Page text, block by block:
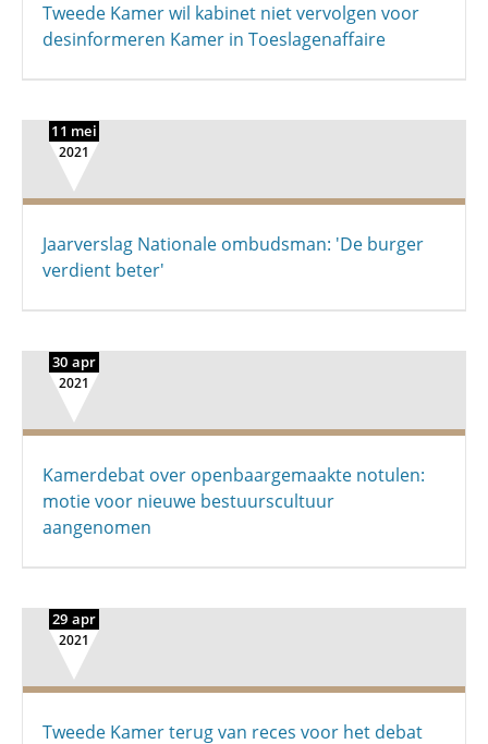
Tweede Kamer wil kabinet niet vervolgen voor
desinformeren Kamer in Toeslagenaffaire
11 mei
2021
Jaarverslag Nationale ombudsman: 'De burger
verdient beter'
30 apr
2021
Kamerdebat over openbaargemaakte notulen:
motie voor nieuwe bestuurscultuur
aangenomen
29 apr
2021
Tweede Kamer terug van reces voor het debat